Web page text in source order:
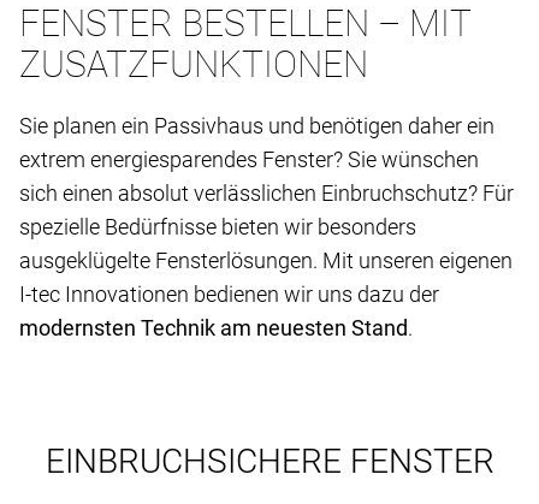
FENSTER BESTELLEN – MIT
ZUSATZFUNKTIONEN
Sie planen ein Passivhaus und benötigen daher ein
extrem energiesparendes Fenster? Sie wünschen
sich einen absolut verlässlichen Einbruchschutz? Für
spezielle Bedürfnisse bieten wir besonders
ausgeklügelte Fensterlösungen. Mit unseren eigenen
I-tec Innovationen bedienen wir uns dazu der
modernsten Technik am neuesten Stand.
EINBRUCHSICHERE FENSTER